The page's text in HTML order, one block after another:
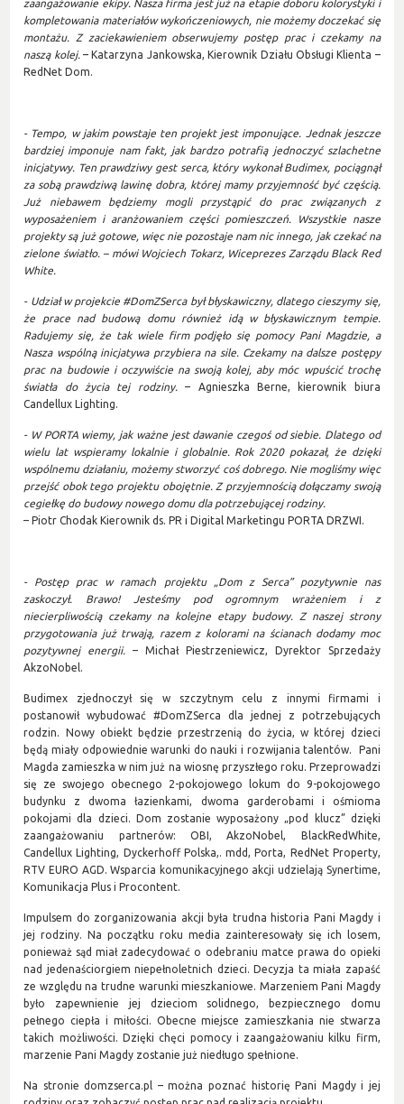
zaangażowanie ekipy. Nasza firma jest już na etapie doboru kolorystyki i
kompletowania materiałów wykończeniowych, nie możemy doczekać się
montażu. Z zaciekawieniem obserwujemy postęp prac i czekamy na
naszą kolej. – Katarzyna Jankowska, Kierownik Działu Obsługi Klienta –
RedNet Dom.
- Tempo, w jakim powstaje ten projekt jest imponujące. Jednak jeszcze
bardziej imponuje nam fakt, jak bardzo potrafią jednoczyć szlachetne
inicjatywy. Ten prawdziwy gest serca, który wykonał Budimex, pociągnął
za sobą prawdziwą lawinę dobra, której mamy przyjemność być częścią.
Już niebawem będziemy mogli przystąpić do prac związanych z
wyposażeniem i aranżowaniem części pomieszczeń. Wszystkie nasze
projekty są już gotowe, więc nie pozostaje nam nic innego, jak czekać na
zielone światło. – mówi Wojciech Tokarz, Wiceprezes Zarządu Black Red
White.
- Udział w projekcie #DomZSerca był błyskawiczny, dlatego cieszymy się,
że prace nad budową domu również idą w błyskawicznym tempie.
Radujemy się, że tak wiele firm podjęło się pomocy Pani Magdzie, a
Nasza wspólną inicjatywa przybiera na sile. Czekamy na dalsze postępy
prac na budowie i oczywiście na swoją kolej, aby móc wpuścić trochę
światła do życia tej rodziny. – Agnieszka Berne, kierownik biura
Candellux Lighting.
- W PORTA wiemy, jak ważne jest dawanie czegoś od siebie. Dlatego od
wielu lat wspieramy lokalnie i globalnie. Rok 2020 pokazał, że dzięki
wspólnemu działaniu, możemy stworzyć coś dobrego. Nie mogliśmy więc
przejść obok tego projektu obojętnie. Z przyjemnością dołączamy swoją
cegiełkę do budowy nowego domu dla potrzebującej rodziny.
– Piotr Chodak Kierownik ds. PR i Digital Marketingu PORTA DRZWI.
- Postęp prac w ramach projektu „Dom z Serca” pozytywnie nas
zaskoczył. Brawo! Jesteśmy pod ogromnym wrażeniem i z
niecierpliwością czekamy na kolejne etapy budowy. Z naszej strony
przygotowania już trwają, razem z kolorami na ścianach dodamy moc
pozytywnej energii. – Michał Piestrzeniewicz, Dyrektor Sprzedaży
AkzoNobel.
Budimex zjednoczył się w szczytnym celu z innymi firmami i
postanowił wybudować #DomZSerca dla jednej z potrzebujących
rodzin. Nowy obiekt będzie przestrzenią do życia, w której dzieci
będą miały odpowiednie warunki do nauki i rozwijania talentów. Pani
Magda zamieszka w nim już na wiosnę przyszłego roku. Przeprowadzi
się ze swojego obecnego 2-pokojowego lokum do 9-pokojowego
budynku z dwoma łazienkami, dwoma garderobami i ośmioma
pokojami dla dzieci. Dom zostanie wyposażony „pod klucz” dzięki
zaangażowaniu partnerów: OBI, AkzoNobel, BlackRedWhite,
Candellux Lighting, Dyckerhoff Polska,. mdd, Porta, RedNet Property,
RTV EURO AGD. Wsparcia komunikacyjnego akcji udzielają Synertime,
Komunikacja Plus i Procontent.
Impulsem do zorganizowania akcji była trudna historia Pani Magdy i
jej rodziny. Na początku roku media zainteresowały się ich losem,
ponieważ sąd miał zadecydować o odebraniu matce prawa do opieki
nad jedenaściorgiem niepełnoletnich dzieci. Decyzja ta miała zapaść
ze względu na trudne warunki mieszkaniowe. Marzeniem Pani Magdy
było zapewnienie jej dzieciom solidnego, bezpiecznego domu
pełnego ciepła i miłości. Obecne miejsce zamieszkania nie stwarza
takich możliwości. Dzięki chęci pomocy i zaangażowaniu kilku firm,
marzenie Pani Magdy zostanie już niedługo spełnione.
Na stronie domzserca.pl – można poznać historię Pani Magdy i jej